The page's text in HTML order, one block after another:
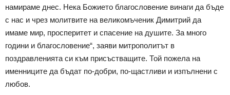
намираме днес. Нека Божието благословение винаги да бъде
с нас и чрез молитвите на великомъченик Димитрий да
имаме мир, просперитет и спасение на душите. За много
години и благословение“, заяви митрополитът в
поздравленията си към присъстващите. Той пожела на
именниците да бъдат по-добри, по-щастливи и изпълнени с
любов.